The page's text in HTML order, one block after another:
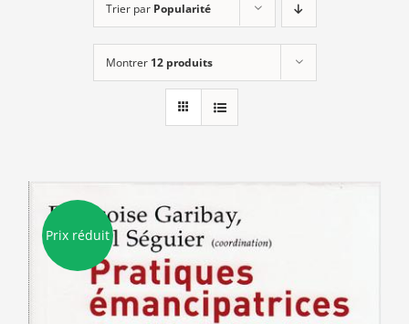
Trier par Popularité
Montrer 12 produits
Prix réduit